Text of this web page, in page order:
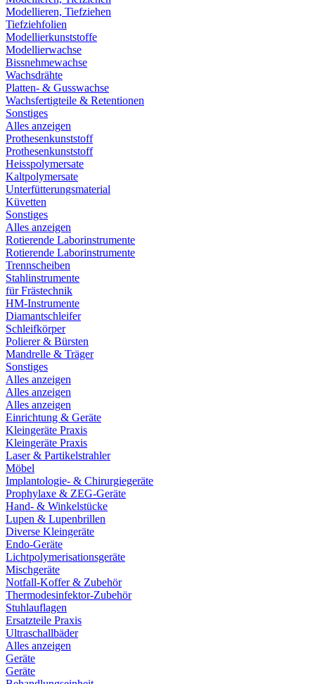
Modellieren, Tiefziehen
Tiefziehfolien
Modellierkunststoffe
Modellierwachse
Bissnehmewachse
Wachsdrähte
Platten- & Gusswachse
Wachsfertigteile & Retentionen
Sonstiges
Alles anzeigen
Prothesenkunststoff
Prothesenkunststoff
Heisspolymersate
Kaltpolymersate
Unterfütterungsmaterial
Küvetten
Sonstiges
Alles anzeigen
Rotierende Laborinstrumente
Rotierende Laborinstrumente
Trennscheiben
Stahlinstrumente
für Frästechnik
HM-Instrumente
Diamantschleifer
Schleifkörper
Polierer & Bürsten
Mandrelle & Träger
Sonstiges
Alles anzeigen
Alles anzeigen
Alles anzeigen
Einrichtung & Geräte
Kleingeräte Praxis
Kleingeräte Praxis
Laser & Partikelstrahler
Möbel
Implantologie- & Chirurgiegeräte
Prophylaxe & ZEG-Geräte
Hand- & Winkelstücke
Lupen & Lupenbrillen
Diverse Kleingeräte
Endo-Geräte
Lichtpolymerisationsgeräte
Mischgeräte
Notfall-Koffer & Zubehör
Thermodesinfektor-Zubehör
Stuhlauflagen
Ersatzteile Praxis
Ultraschallbäder
Alles anzeigen
Geräte
Geräte